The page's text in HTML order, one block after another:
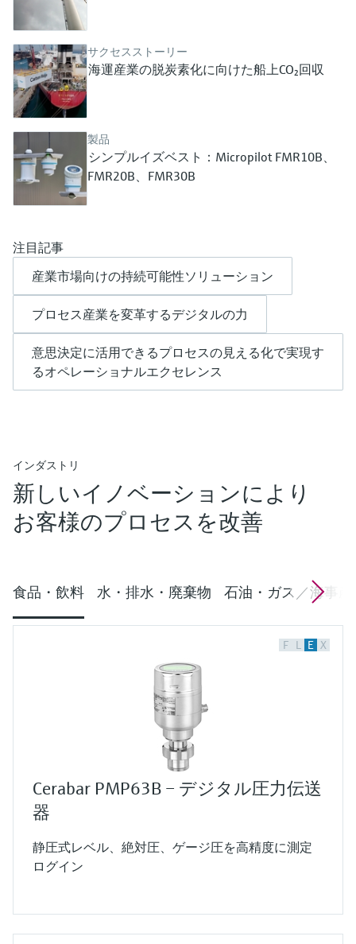
番号から予備部品を検索
サクセスストーリー
海運産業の脱炭素化に向けた船上CO₂回収
製品
シンプルイズベスト：Micropilot FMR10B、
FMR20B、FMR30B
注目記事
産業市場向けの持続可能性ソリューション
プロセス産業を変革するデジタルの力
意思決定に活用できるプロセスの見える化で実現す
るオペレーショナルエクセレンス
インダストリ
新しいイノベーションにより
お客様のプロセスを改善
食品・飲料 水・排水・廃棄物 石油・ガス／海事
F L E X
Cerabar PMP63B – デジタル圧力伝送
器
静圧式レベル、絶対圧、ゲージ圧を高精度に測定
ログイン